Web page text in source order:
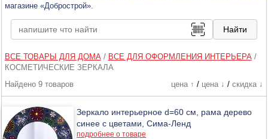
магазине «Добрострой».
ВСЕ ТОВАРЫ ДЛЯ ДОМА/ ВСЕ ДЛЯ ОФОРМЛЕНИЯ ИНТЕРЬЕРА/
КОСМЕТИЧЕСКИЕ ЗЕРКАЛА
Найдено 9 товаров
цена ↑ / цена ↓ / скидка ↓
Зеркало интерьерное d=60 см, рама дерево
синее с цветами, Сима-Ленд
подробнее о товаре